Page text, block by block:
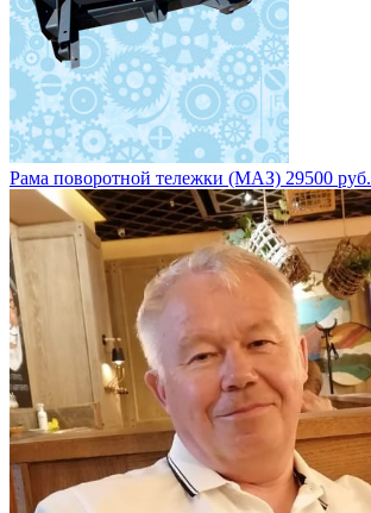
Рама поворотной тележки (МАЗ) 29500 руб.